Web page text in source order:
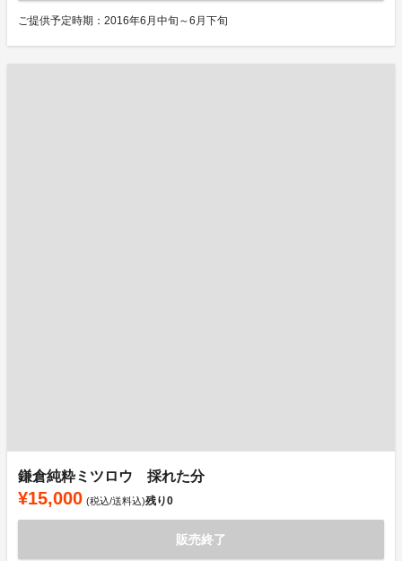
ご提供予定時期：2016年6月中旬～6月下旬
鎌倉純粋ミツロウ 採れた分
¥15,000 (税込/送料込)残り0
販売終了